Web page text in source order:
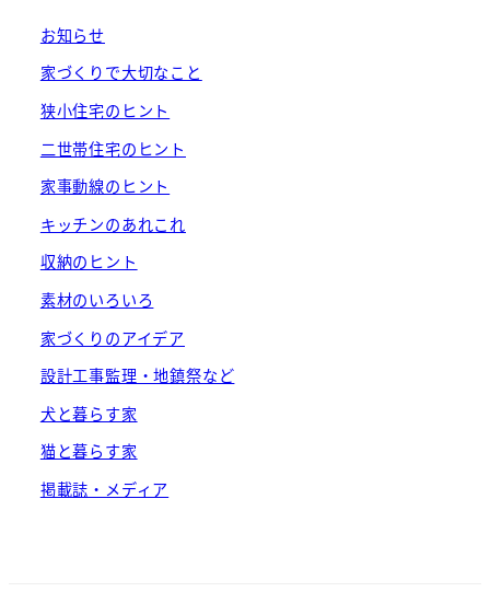
お知らせ
家づくりで大切なこと
狭小住宅のヒント
二世帯住宅のヒント
家事動線のヒント
キッチンのあれこれ
収納のヒント
素材のいろいろ
家づくりのアイデア
設計工事監理・地鎮祭など
犬と暮らす家
猫と暮らす家
掲載誌・メディア